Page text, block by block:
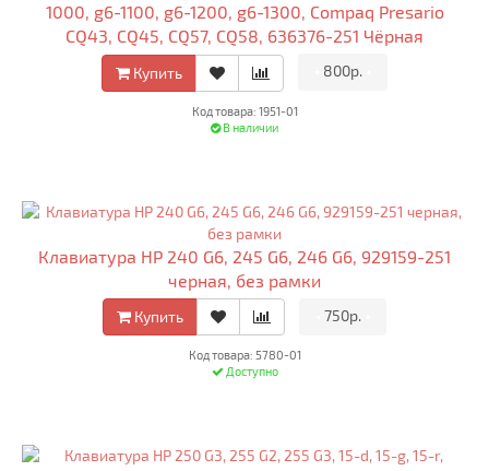
1000, g6-1100, g6-1200, g6-1300, Compaq Presario
CQ43, CQ45, CQ57, CQ58, 636376-251 Чёрная
Купить 800р.
Код товара: 1951-01
В наличии
Клавиатура HP 240 G6, 245 G6, 246 G6, 929159-251
черная, без рамки
Купить 750р.
Код товара: 5780-01
Доступно